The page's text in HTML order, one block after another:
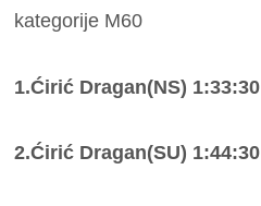
kategorije M60
1.Ćirić Dragan(NS) 1:33:30
2.Ćirić Dragan(SU) 1:44:30